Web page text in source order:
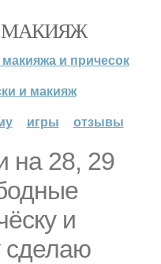
МАКИЯЖ
и причесок
и макияж
игры отзывы
на 28, 29
и
сделаю